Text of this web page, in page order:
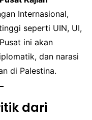
Internasional,
seperti UIN, UI,
ini akan
dan narasi
di Palestina.
dari